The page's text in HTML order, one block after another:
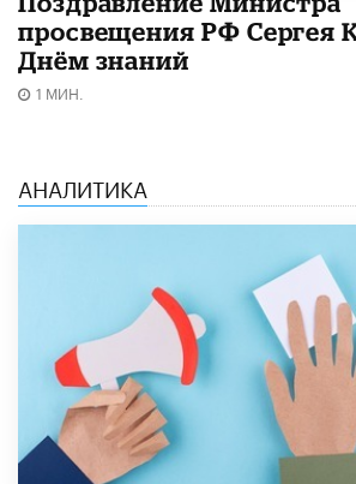
просвещения РФ Сергея
Днём знаний
1 МИН.
АНАЛИТИКА